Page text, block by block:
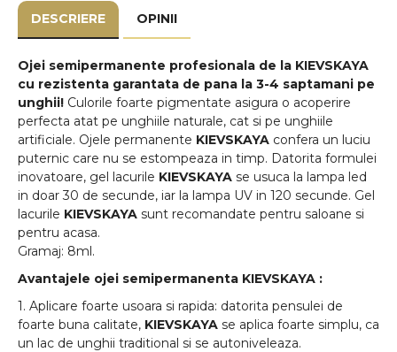
DESCRIERE OPINII
Ojei semipermanente profesionala de la KIEVSKAYA
cu rezistenta garantata de pana la 3-4 saptamani pe
unghii! Culorile foarte pigmentate asigura o acoperire
perfecta atat pe unghiile naturale, cat si pe unghiile
artificiale. Ojele permanente KIEVSKAYA confera un luciu
puternic care nu se estompeaza in timp. Datorita formulei
inovatoare, gel lacurile KIEVSKAYA se usuca la lampa led
in doar 30 de secunde, iar la lampa UV in 120 secunde. Gel
lacurile KIEVSKAYA sunt recomandate pentru saloane si
pentru acasa.
Gramaj: 8ml.
Avantajele ojei semipermanenta KIEVSKAYA :
1. Aplicare foarte usoara si rapida: datorita pensulei de
foarte buna calitate, KIEVSKAYA se aplica foarte simplu, ca
un lac de unghii traditional si se autoniveleaza.